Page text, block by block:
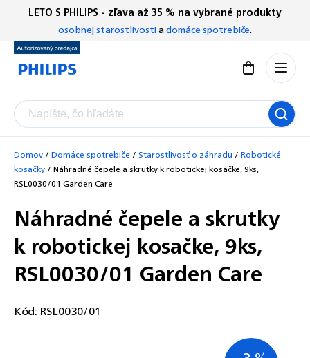
Prejsť
obsah
LETO S PHILIPS - zľava až 35 % na vybrané produkty
osobnej starostlivostiadomáce spotrebiče.
Nákupný
Domov/Domáce spotrebiče /Starostlivosť o záhradu /Robotické
kosačky/Náhradné čepele a skrutky k robotickej kosačke, 9ks,
RSL0030/01 Garden Care
Náhradné čepele a skrutky
k robotickej kosačke, 9ks,
RSL0030/01 Garden Care
Kód: RSL0030/01
Chatbot Filip
Autorizovaný predajce